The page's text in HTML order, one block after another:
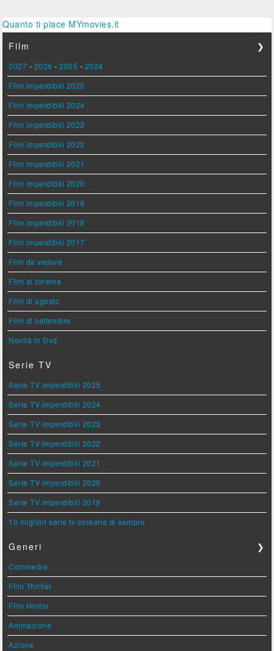
Quanto ti piace MYmovies.it
Film
❯
2027 - 2026 -2025 - 2024
Film imperdibili 2025
Film imperdibili 2024
Film imperdibili 2023
Film imperdibili 2022
Film imperdibili 2021
Film imperdibili 2020
Film imperdibili 2019
Film imperdibili 2018
Film imperdibili 2017
Film da vedere
Film al cinema
Film di agosto
Film di settembre
Novità in Dvd
Serie TV
Serie TV imperdibili 2025
Serie TV imperdibili 2024
Serie TV imperdibili 2023
Serie TV imperdibili 2022
Serie TV imperdibili 2021
Serie TV imperdibili 2020
Serie TV imperdibili 2019
10 migliori serie tv coreane di sempre
Generi ❯
Commedie
Film Thriller
Film Horror
Animazione
Azione